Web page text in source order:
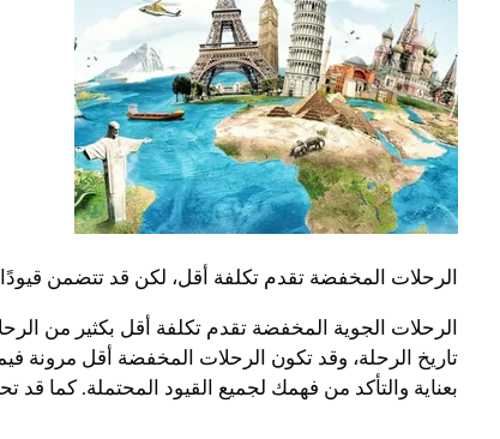
الرحلات المخفضة تقدم تكلفة أقل، لكن قد تتضمن
الرحلات الجوية المخفضة تقدم تكلفة أقل بكثير من
تاريخ الرحلة، وقد تكون الرحلات المخفضة أقل مرونة
بعناية والتأكد من فهمك لجميع القيود المحتملة.